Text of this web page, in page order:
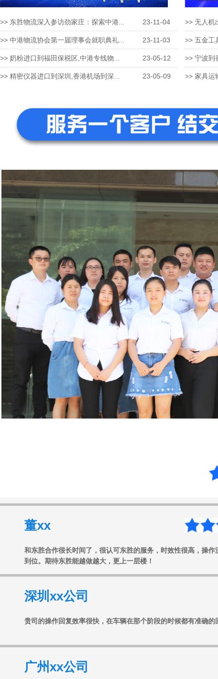
>> 东胜物流深入参访劲家庄：探索中港... 23-11-04
>> 中港物流协会第一届理事会就职典礼... 23-11-03
>> 奶粉进口到福田保税区,中港专线物... 23-05-12
>> 精密仪器进口到深圳,香港机场到深... 23-05-09
>> 无人机
>> 五金工
>> 宁波到
>> 家具运
董xx
到位。期待东胜能越做越大，更上一层楼！
深圳xx公司
广州xx公司